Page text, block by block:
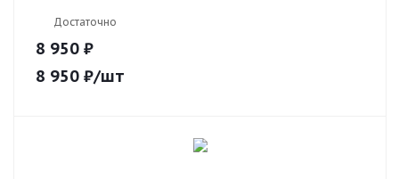
Достаточно
8 950 ₽
8 950 ₽/шт